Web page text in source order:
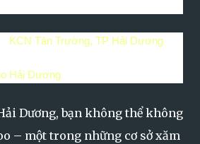
KCN Tân Trường, TP Hải Dương
Hải Dương
Dương, bạn không thể không
– một trong những cơ sở xăm